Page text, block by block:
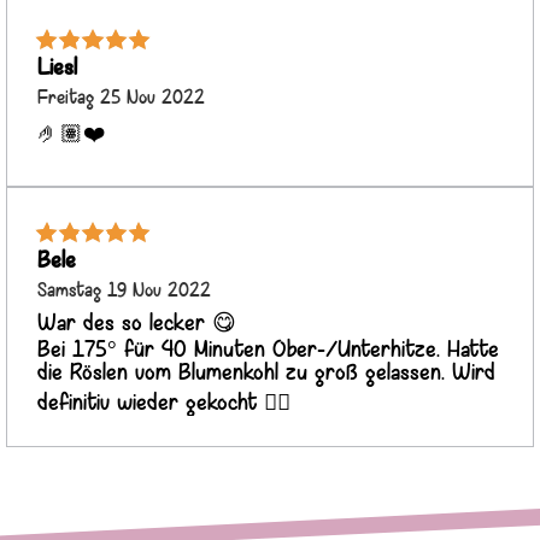
Liesl
Freitag 25 Nov 2022
🤌🏽❤️
Bele
Samstag 19 Nov 2022
War des so lecker 😋
Bei 175° für 40 Minuten Ober-/Unterhitze. Hatte
die Röslen vom Blumenkohl zu groß gelassen. Wird
definitiv wieder gekocht 👍🏻